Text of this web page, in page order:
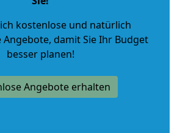
kostenlose und natürlich
Angebote, damit Sie Ihr Budget
besser planen!
Angebote erhalten